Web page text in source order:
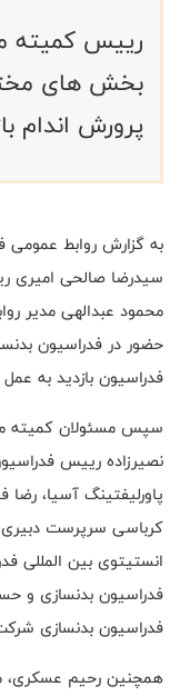
رییس کمیته
بخش های
پرورش اندام
به گزارش روابط عمومی
سیدرضا صالحی امیری
محمود عبدالهی مدیر
حضور در فدراسیون
فدراسیون بازدید به عمل
سپس مسئولان کمیته
نصیرزاده رییس
پاورلیفتینگ آسیا،
کرباسی سرپرست دبیری
انستیتوی بین المللی
فدراسیون بدنسازی و
فدراسیون بدنسازی
همچنین رحیم عسکری،